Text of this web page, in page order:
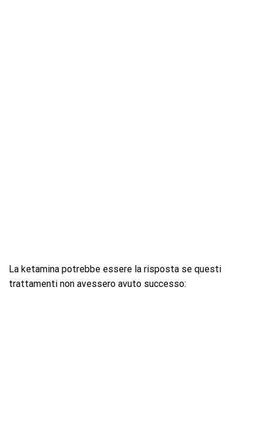
La ketamina potrebbe essere la risposta se questi
trattamenti non avessero avuto successo: